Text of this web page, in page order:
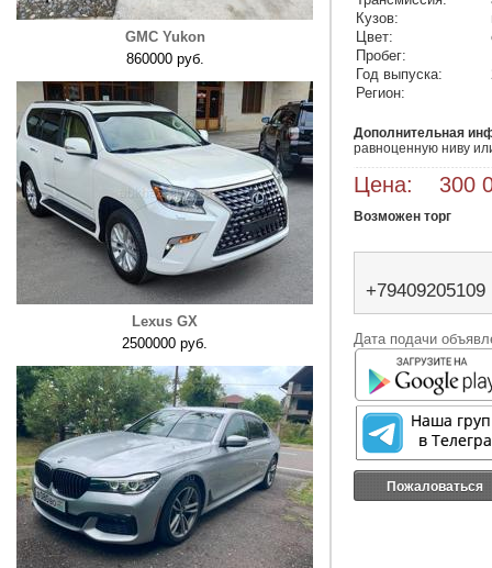
GMC Yukon
860000 руб.
Lexus GX
2500000 руб.
Кузов:
Цвет:
Пробег:
Год выпуска:
Регион:
Дополнительная
равноценную ниву
Цена: 300
Возможен торг
+79409205109
Дата подачи
Пожаловаться